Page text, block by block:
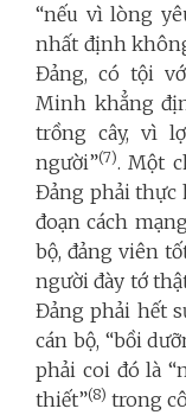
“nếu vì lòng
nhất định
Đảng, có tội
Minh khẳng
trồng cây, vì
người”(7). Một
Đảng phải thực
đoạn cách
bộ, đảng viên
người đày tớ
Đảng phải hết
cán bộ, “bồi
phải coi đó là
thiết”(8) trong